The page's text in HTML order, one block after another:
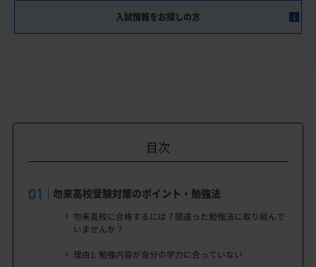
入試情報をお探しの方
目次
勿来高校受験対策のポイント・勉強法
勿来高校に合格するには？間違った勉強法に取り組んで
いませんか？
理由1: 勉強内容が自分の学力に合っていない